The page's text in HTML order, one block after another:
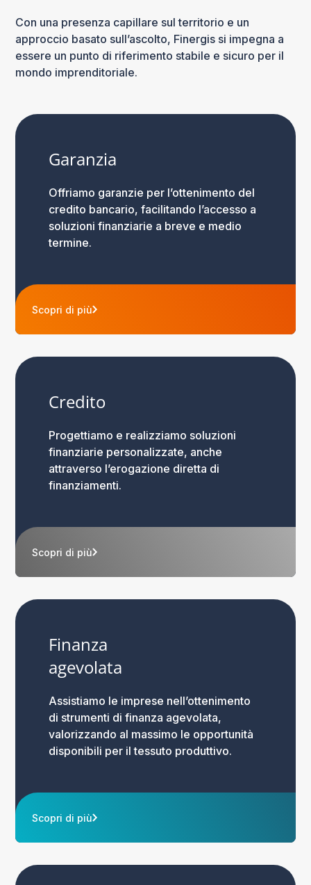
Con una presenza capillare sul territorio e un
approccio basato sull’ascolto, Finergis si impegna a
essere un punto di riferimento stabile e sicuro per il
mondo imprenditoriale.
Garanzia
Offriamo garanzie per l’ottenimento del
credito bancario, facilitando l’accesso a
soluzioni finanziarie a breve e medio
termine.
Scopri di più
Credito
Progettiamo e realizziamo soluzioni
finanziarie personalizzate, anche
attraverso l’erogazione diretta di
finanziamenti.
Scopri di più
Finanza
agevolata
Assistiamo le imprese nell’ottenimento
di strumenti di finanza agevolata,
valorizzando al massimo le opportunità
disponibili per il tessuto produttivo.
Scopri di più